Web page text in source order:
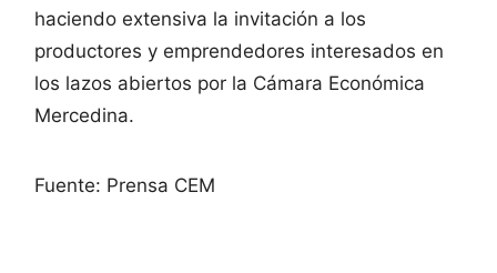
haciendo extensiva la invitación a los
productores y emprendedores interesados en
los lazos abiertos por la Cámara Económica
Mercedina.
Fuente: Prensa CEM